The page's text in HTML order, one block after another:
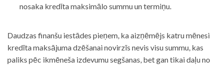
nosaka kredīta maksimālo summu un termiņu.
Daudzas finanšu iestādes pieņem, ka aizņēmējs katru mēnesi
kredīta maksājuma dzēšanai novirzīs nevis visu summu, kas
paliks pēc ikmēneša izdevumu segšanas, bet gan tikai daļu no